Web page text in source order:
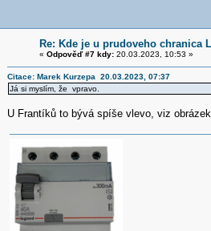
Re: Kde je u prudoveho chranica
« Odpověď #7 kdy:20.03.2023, 10:53 »
Citace: Marek Kurzepa 20.03.2023, 07:37
Já si myslím, že vpravo.
U Frantíků to bývá spíše vlevo, viz